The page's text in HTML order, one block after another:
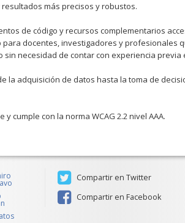
más precisos y robustos.
de código y recursos complementarios
docentes, investigadores y profesionales
necesidad de contar con experiencia
la adquisición de datos hasta la toma de
cumple con la norma WCAG 2.2 nivel AAA.
Compartir en Twitter
Compartir en Facebook